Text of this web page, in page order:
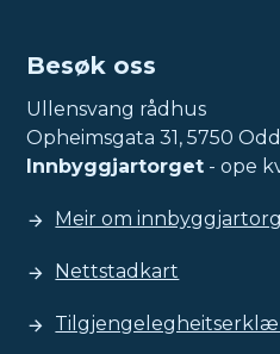
Besøk oss
Ullensvang rådhus
Opheimsgata 31, 5750
Innbyggjartorget - ope
Meir om
Nettstadkart